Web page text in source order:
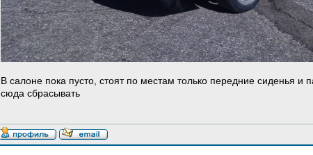
В салоне пока пусто, стоят по местам только передние сиденья
сюда сбрасывать